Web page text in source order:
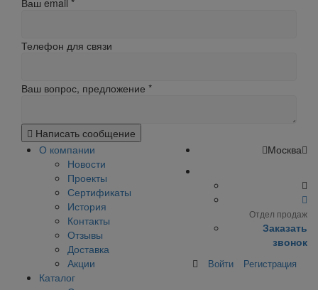
Ваш email *
Телефон для связи
Ваш вопрос, предложение *
Написать сообщение
О компании
Новости
Проекты
Сертификаты
История
Контакты
Отзывы
Доставка
Акции
Каталог
Москва
Отдел продаж
Заказать
звонок
Войти Регистрация